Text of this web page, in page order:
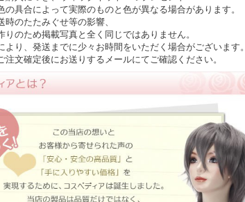
具合によって実際のものと色が異なる場合があります。
のたたみぐせ等の影響、
のため掲載写真と全く同じではありません。
り、発送までに少々お時間をいただく場合がございます。
文確定後にお送りするメールにてご確認ください。